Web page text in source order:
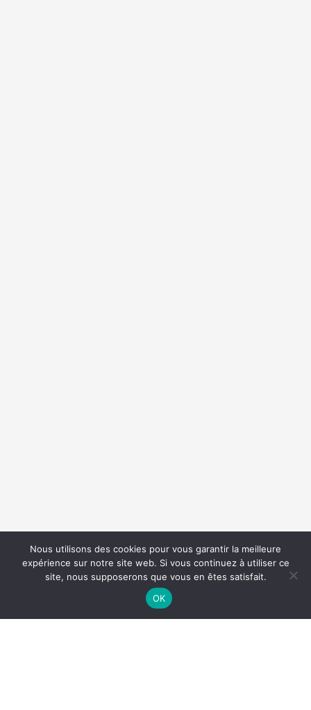
Nous utilisons des cookies pour vous garantir la meilleure
expérience sur notre site web. Si vous continuez à utiliser ce
site, nous supposerons que vous en êtes satisfait.
OK